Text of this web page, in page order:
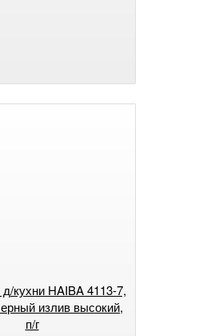
кухни HAIBA 4113-7,
излив высокий,
п/г